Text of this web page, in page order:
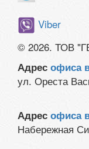
Viber
© 2026. ТОВ
Адрес офиса
ул. Ореста
Адрес офиса
Набережная